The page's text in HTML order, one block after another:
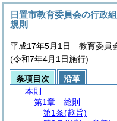
日置市教育委員会の行政
規則
平成17年5月1日 教育委員
(令和7年4月1日施行)
条項目次
沿革
本則
第1章
総則
第1条(趣旨)